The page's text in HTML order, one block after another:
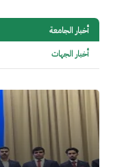
أخبار الجامعة
أخبار الجهات